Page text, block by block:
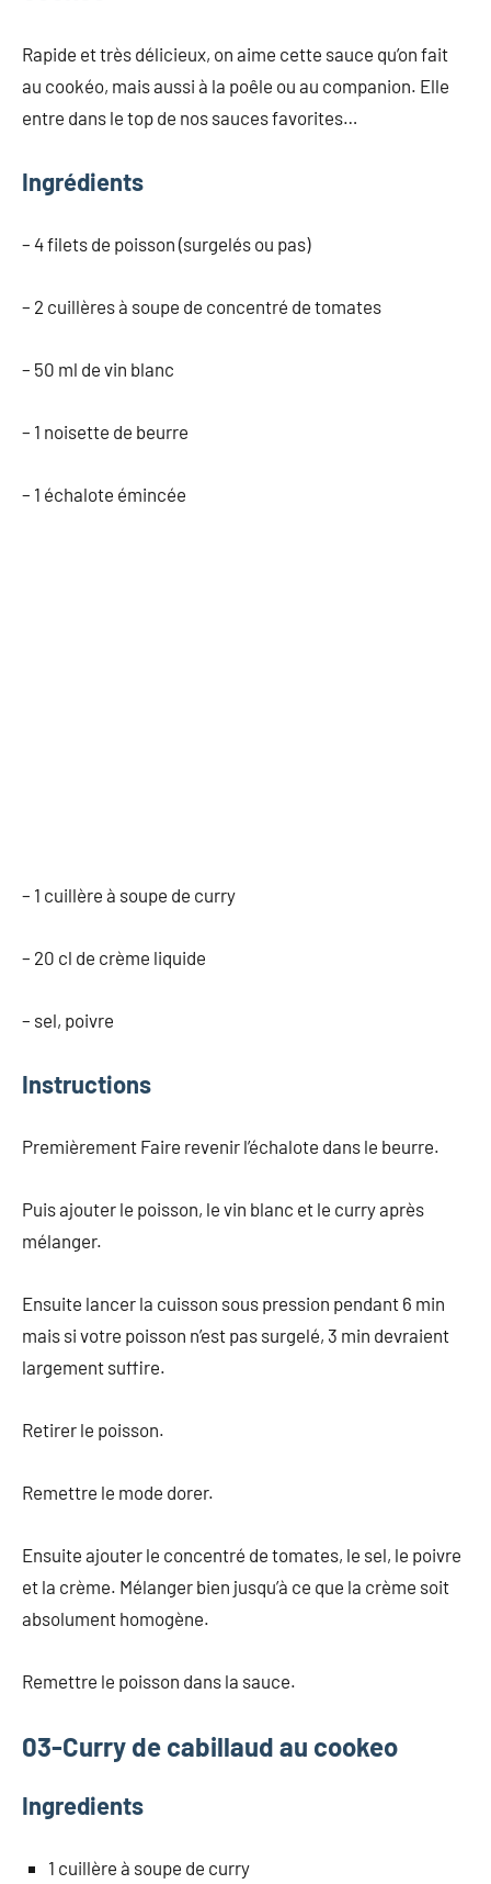
Rapide et très délicieux, on aime cette sauce qu’on fait
au cookéo, mais aussi à la poêle ou au companion. Elle
entre dans le top de nos sauces favorites…
Ingrédients
– 4 filets de poisson (surgelés ou pas)
– 2 cuillères à soupe de concentré de tomates
– 50 ml de vin blanc
– 1 noisette de beurre
– 1 échalote émincée
– 1 cuillère à soupe de curry
– 20 cl de crème liquide
– sel, poivre
Instructions
Premièrement Faire revenir l’échalote dans le beurre.
Puis ajouter le poisson, le vin blanc et le curry après
mélanger.
Ensuite lancer la cuisson sous pression pendant 6 min
mais si votre poisson n’est pas surgelé, 3 min devraient
largement suffire.
Retirer le poisson.
Remettre le mode dorer.
Ensuite ajouter le concentré de tomates, le sel, le poivre
et la crème. Mélanger bien jusqu’à ce que la crème soit
absolument homogène.
Remettre le poisson dans la sauce.
03-Curry de cabillaud au cookeo
Ingredients
1 cuillère à soupe de curry